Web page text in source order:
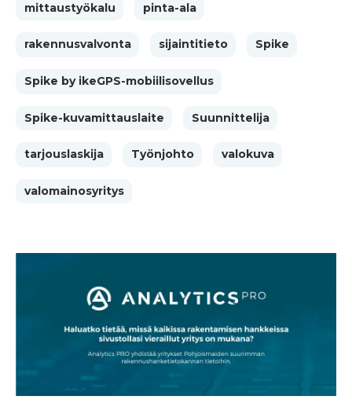
mittaustyökalu pinta-ala
rakennusvalvonta sijaintitieto Spike
Spike by ikeGPS-mobiilisovellus
Spike-kuvamittauslaite Suunnittelija
tarjouslaskija Työnjohto valokuva
valomainosyritys